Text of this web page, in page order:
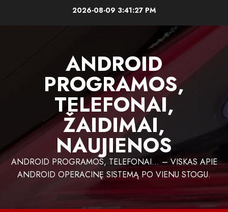
2026-08-09 3:41:27 PM
ANDROID
PROGRAMOS,
TELEFONAI,
ŽAIDIMAI,
NAUJIENOS
ANDROID PROGRAMOS, TELEFONAI… – VISKAS APIE
ANDROID OPERACINĘ SISTEMĄ PO VIENU STOGU.